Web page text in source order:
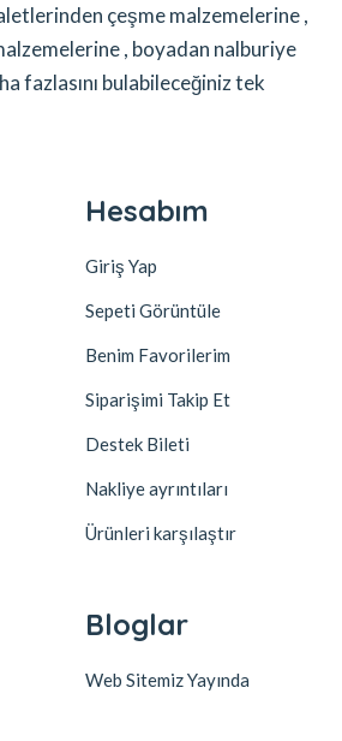
çeşme malzemelerine ,
, boyadan nalburiye
fazlasını bulabileceğiniz tek
Hesabım
Giriş Yap
Sepeti Görüntüle
Benim Favorilerim
Siparişimi Takip Et
Destek Bileti
Nakliye ayrıntıları
Ürünleri karşılaştır
Bloglar
Web Sitemiz Yayında